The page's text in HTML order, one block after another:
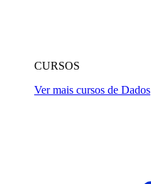
CURSOS
Ver mais cursos de Dados